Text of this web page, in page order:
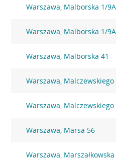
Warszawa, Malborska 1/9A
Warszawa, Malborska 1/9A
Warszawa, Malborska 41
Warszawa, Malczewskiego
Warszawa, Malczewskiego
Warszawa, Marsa 56
Warszawa,